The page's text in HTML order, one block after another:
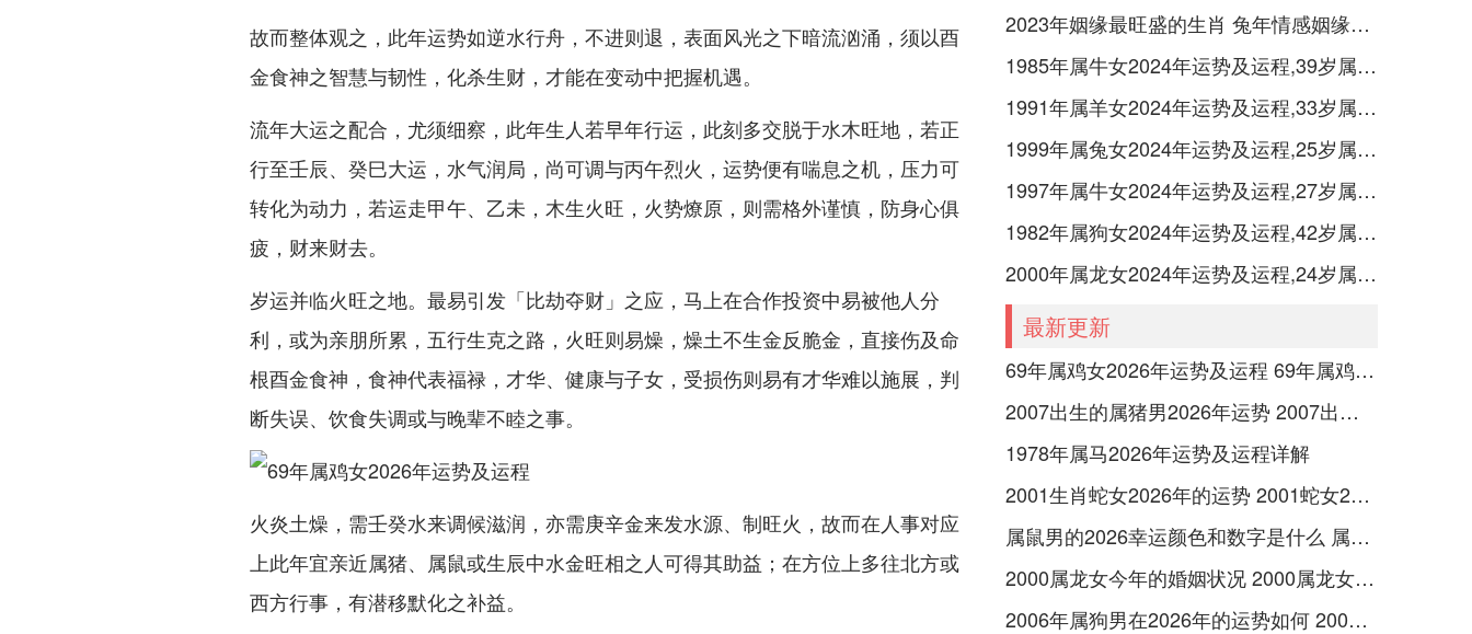
故而整体观之，此年运势如逆水行舟，不进则退，表面风光之下暗流汹涌，须以酉
金食神之智慧与韧性，化杀生财，才能在变动中把握机遇。
流年大运之配合，尤须细察，此年生人若早年行运，此刻多交脱于水木旺地，若正
行至壬辰、癸巳大运，水气润局，尚可调与丙午烈火，运势便有喘息之机，压力可
转化为动力，若运走甲午、乙未，木生火旺，火势燎原，则需格外谨慎，防身心俱
疲，财来财去。
岁运并临火旺之地。最易引发「比劫夺财」之应，马上在合作投资中易被他人分
利，或为亲朋所累，五行生克之路，火旺则易燥，燥土不生金反脆金，直接伤及命
根酉金食神，食神代表福禄，才华、健康与子女，受损伤则易有才华难以施展，判
断失误、饮食失调或与晚辈不睦之事。
火炎土燥，需壬癸水来调候滋润，亦需庚辛金来发水源、制旺火，故而在人事对应
上此年宜亲近属猪、属鼠或生辰中水金旺相之人可得其助益；在方位上多往北方或
西方行事，有潜移默化之补益。
2023年姻缘最旺盛的生肖 兔年情感姻缘运比较旺的属相
1985年属牛女2024年运势及运程,39岁属牛人2024全年每月运势女性如何
1991年属羊女2024年运势及运程,33岁属羊人2024全年每月运势女性如何
1999年属兔女2024年运势及运程,25岁属兔人2024全年每月运势女性如何
1997年属牛女2024年运势及运程,27岁属牛人2024全年每月运势女性如何
1982年属狗女2024年运势及运程,42岁属狗人2024全年每月运势女性如何
2000年属龙女2024年运势及运程,24岁属龙人2024全年每月运势女性如何
最新更新
69年属鸡女2026年运势及运程 69年属鸡女2026年运势运程
2007出生的属猪男2026年运势 2007出生的属什么的
1978年属马2026年运势及运程详解
2001生肖蛇女2026年的运势 2001蛇女2026年运势
属鼠男的2026幸运颜色和数字是什么 属鼠男的2026年10月4号结婚可以吗
2000属龙女今年的婚姻状况 2000属龙女孩会有几段婚姻
2006年属狗男在2026年的运势如何 2006年属狗男的学业运